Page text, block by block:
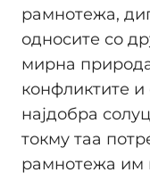
рамнотежа,
односите со
мирна
конфликтите и
најдобра
токму таа
рамнотежа им